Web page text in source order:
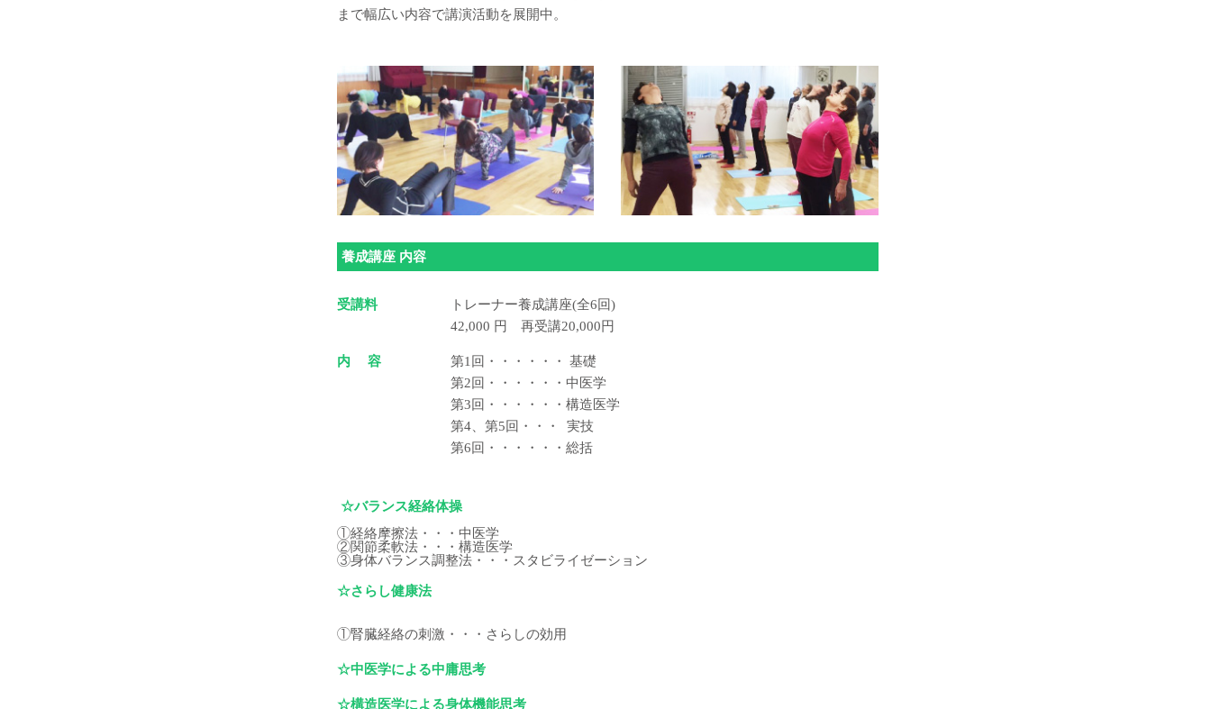
まで幅広い内容で講演活動を展開中。
養成講座 内容
受講料
トレーナー養成講座(全6回)
42,000 円 再受講20,000円
内 容
第1回・・・・・・ 基礎
第2回・・・・・・中医学
第3回・・・・・・構造医学
第4、第5回・・・ 実技
第6回・・・・・・総括
☆バランス経絡体操
①経絡摩擦法・・・中医学
②関節柔軟法・・・構造医学
③身体バランス調整法・・・スタビライゼーション
☆さらし健康法
①腎臓経絡の刺激・・・さらしの効用
☆中医学による中庸思考
☆構造医学による身体機能思考